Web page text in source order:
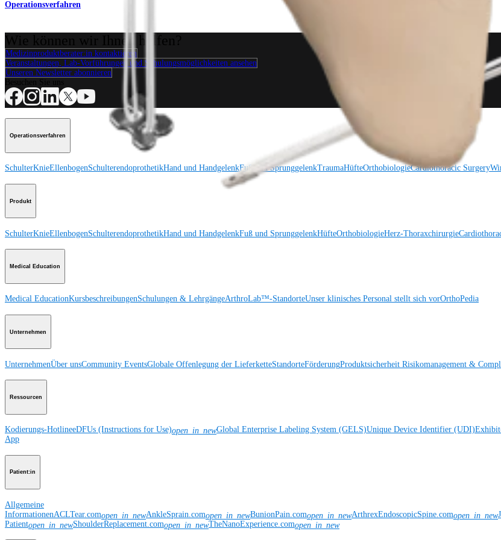
Operationsverfahren
Wie können wir Ihnen helfen?
Medizinproduktberater:in kontaktieren
Veranstaltungen, Lab-Vorführungen und Schulungsmöglichkeiten ansehen
Unseren Newsletter abonnieren
Operationsverfahren
SchulterKnieEllenbogenSchulterendoprothetikHand und HandgelenkFuß und SprunggelenkTraumaHüfteOrthobiologieCardiothoracic Surgery
Produkt
SchulterKnieEllenbogenSchulterendoprothetikHand und HandgelenkFuß und SprunggelenkHüfteOrthobiologieHerz-Thoraxchirurgie
Medical Education
Medical EducationKursbeschreibungenSchulungen & LehrgängeArthroLab™-StandorteUnser klinisches Personal stellt sich vorOrthoPedia
Unternehmen
UnternehmenÜber unsCommunity EventsGlobale Offenlegung der LieferketteStandorteFörderungProduktsicherheit Risikomanagement &
Ressourcen
Kodierungs-HotlineeDFUs (Instructions for Use)open_in_newGlobal Enterprise Labeling System (GELS)Unique Device Identifier (UDI)
App
Patient:in
Allgemeine
InformationenACLTear.comopen_in_newAnkleSprain.comopen_in_newBunionPain.comopen_in_newArthrexEndoscopicSpine.comopen_in_new
Patientopen_in_newShoulderReplacement.comopen_in_newTheNanoExperience.comopen_in_new